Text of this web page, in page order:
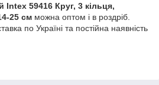
Intex 59416 Круг, 3 кільця,
25 см можна оптом і в роздріб.
по Україні та постійна наявність